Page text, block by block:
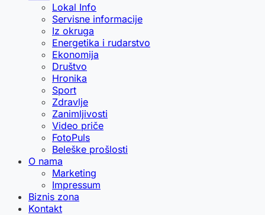
Lokal Info
Servisne informacije
Iz okruga
Energetika i rudarstvo
Ekonomija
Društvo
Hronika
Sport
Zdravlje
Zanimljivosti
Video priče
FotoPuls
Beleške prošlosti
O nama
Marketing
Impressum
Biznis zona
Kontakt